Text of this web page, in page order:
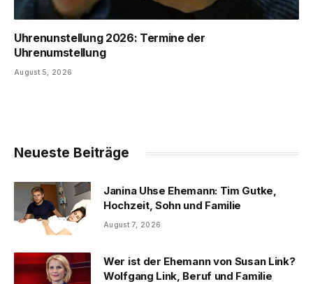
Uhrenunstellung 2026: Termine der
Uhrenumstellung
August 5, 2026
Neueste Beiträge
Janina Uhse Ehemann: Tim Gutke,
Hochzeit, Sohn und Familie
August 7, 2026
Wer ist der Ehemann von Susan Link?
Wolfgang Link, Beruf und Familie